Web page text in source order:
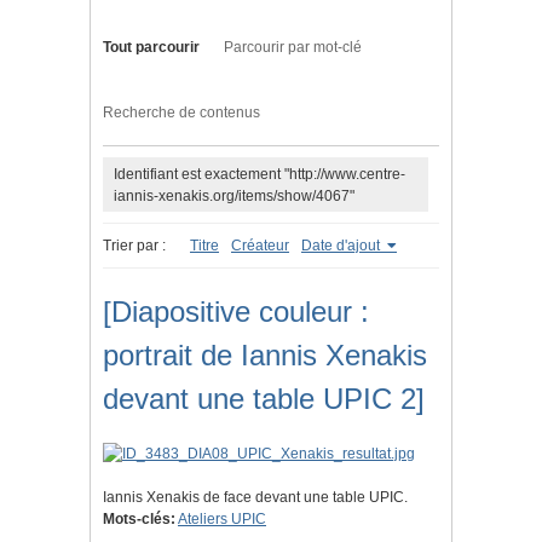
Tout parcourir Parcourir par mot-clé
Recherche de contenus
Identifiant est exactement "http://www.centre-
iannis-xenakis.org/items/show/4067"
Trier par : Titre Créateur Date d'ajout
[Diapositive couleur :
portrait de Iannis Xenakis
devant une table UPIC 2]
Iannis Xenakis de face devant une table UPIC.
Mots-clés: Ateliers UPIC